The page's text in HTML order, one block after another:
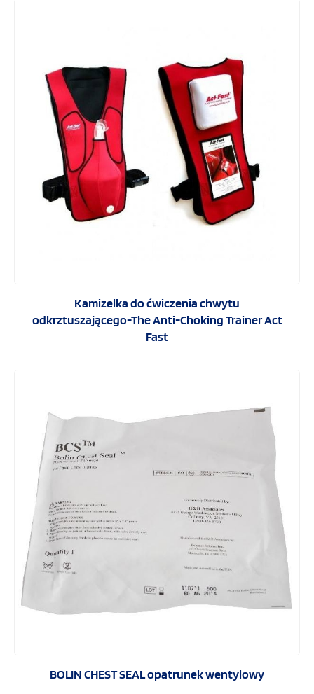
Kamizelka do ćwiczenia chwytu
odkrztuszającego-The Anti-Choking Trainer Act
Fast
BOLIN CHEST SEAL opatrunek wentylowy